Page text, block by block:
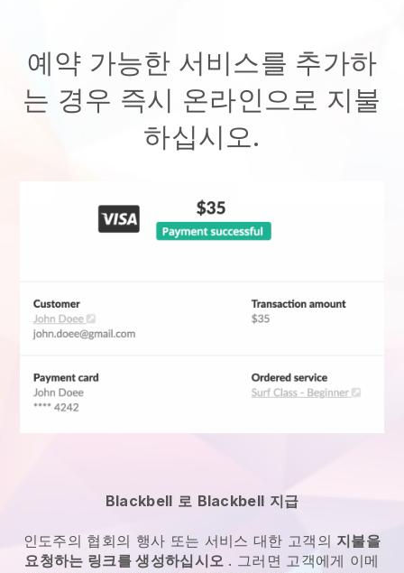
예약 가능한 서비스를 추가하
는 경우 즉시 온라인으로 지불
하십시오.
Blackbell 로 Blackbell 지급
인도주의 협회의 행사 또는 서비스 대한 고객의 지불을
요청하는 링크를 생성하십시오 . 그러면 고객에게 이메